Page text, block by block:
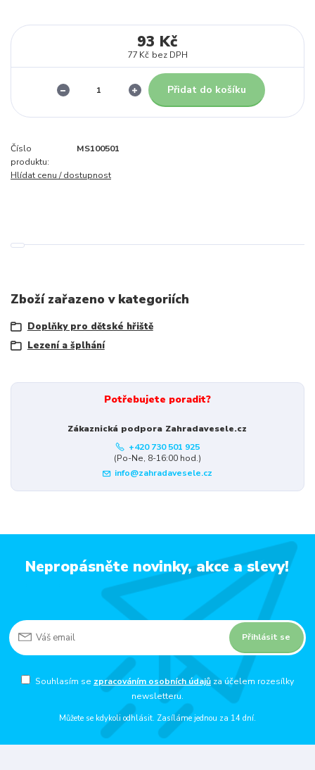
93 Kč
77 Kč bez DPH
Přidat do košíku
Číslo
produktu:
MS100501
Hlídat cenu / dostupnost
Zboží zařazeno v kategoriích
Doplňky pro dětské hřiště
Lezení a šplhání
Potřebujete poradit?
Zákaznická podpora Zahradavesele.cz
+420 730 501 925
(Po-Ne, 8-16:00 hod.)
info@zahradavesele.cz
Nepropásněte novinky, akce a slevy!
Přihlásit se
Souhlasím se zpracováním osobních údajůza účelem rozesílky
newsletteru.
Můžete se kdykoli odhlásit. Zasíláme jednou za 14 dní.